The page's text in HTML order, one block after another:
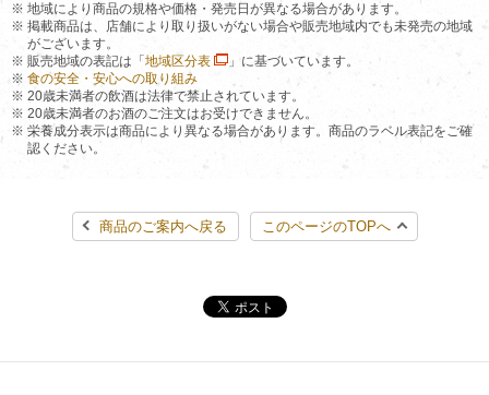
地域により商品の規格や価格・発売日が異なる場合があります。
掲載商品は、店舗により取り扱いがない場合や販売地域内でも未発売の地域
がございます。
販売地域の表記は「 地域区分表
」に基づいています。
食の安全・安心への取り組み
20歳未満者の飲酒は法律で禁止されています。
20歳未満者のお酒のご注文はお受けできません。
栄養成分表示は商品により異なる場合があります。商品のラベル表記をご確
認ください。
商品のご案内へ戻る このページのTOPへ